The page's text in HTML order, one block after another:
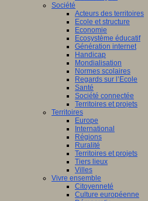
Société
Acteurs des territoires
Ecole et structure
Economie
Ecosystème éducatif
Génération internet
Handicap
Mondialisation
Normes scolaires
Regards sur l’Ecole
Santé
Société connectée
Territoires et projets
Territoires
Europe
International
Régions
Ruralité
Territoires et projets
Tiers lieux
Villes
Vivre ensemble
Citoyenneté
Culture européenne